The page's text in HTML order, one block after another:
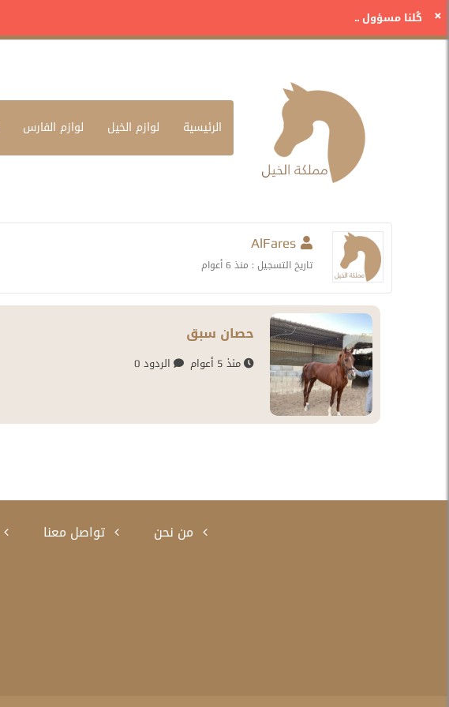
× كُلنا مسؤول ..
الرئيسية لوازم الخيل لوازم الفارس
تاريخ التسجيل : منذ 6 أعوام
حصان سبق
منذ 5 أعوام الردود 0
من نحن تواصل معنا